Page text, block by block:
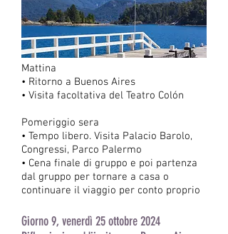
Mattina
• Ritorno a Buenos Aires
• Visita facoltativa del Teatro Colón
Pomeriggio sera
• Tempo libero. Visita Palacio Barolo,
Congressi, Parco Palermo
• Cena finale di gruppo e poi partenza
dal gruppo per tornare a casa o
continuare il viaggio per conto proprio
Giorno 9, venerdì 25 ottobre 2024